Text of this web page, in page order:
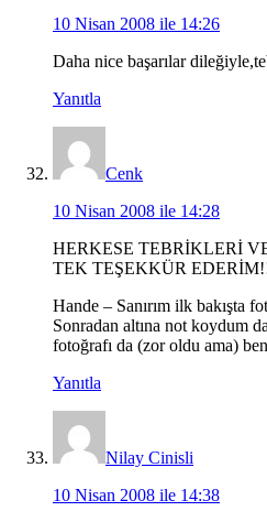
10 Nisan 2008 ile 14:26
Daha nice başarılar
Yanıtla
Cenk
10 Nisan 2008 ile 14:28
HERKESE TEBRİKLERİ
TEK TEŞEKKÜR
Hande – Sanırım ilk bakışta
Sonradan altına not koydum
fotoğrafı da (zor oldu ama)
Yanıtla
Nilay Cinisli
10 Nisan 2008 ile 14:38